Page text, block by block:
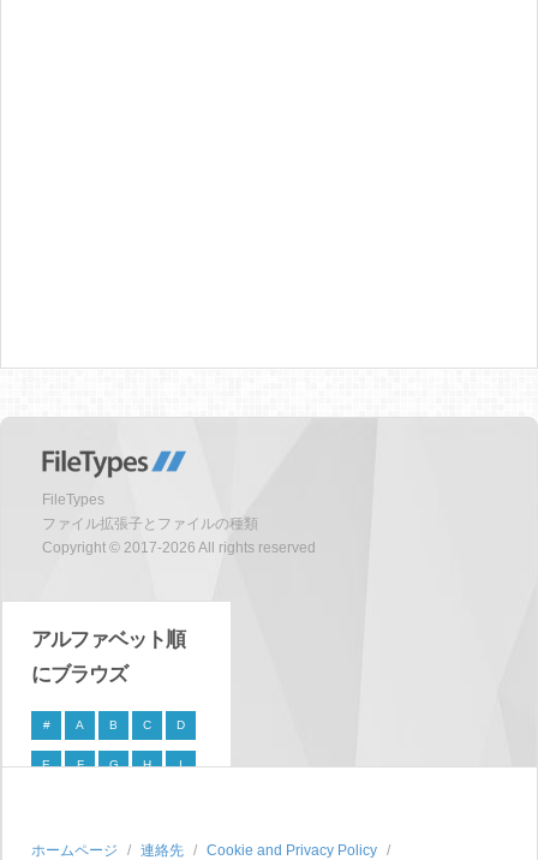
FileTypes
ファイル拡張子とファイルの種類
Copyright © 2017-2026 All rights reserved
アルファベット順
にブラウズ
# A B C D
E F G H I
P Q R S
ホームページ 連絡先 Cookie and Privacy Policy